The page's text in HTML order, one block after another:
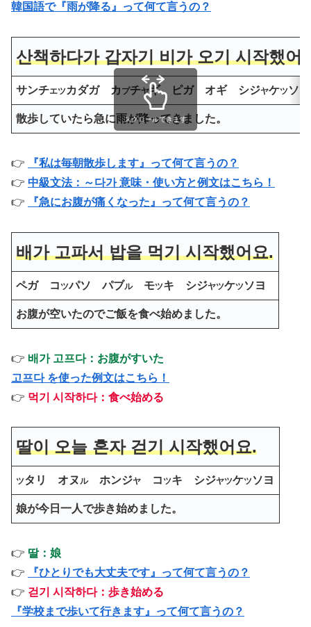
韓国語で『雨が降る』って何て言うの？
산책하다가 갑자기 비가 오기 시작했어
サンチエツカダガ カ プチヤギ ピガ オギ シジヤケツソヨ
散歩していたら急に雨が降ってきました。
スクロールできます
👉
『私は毎朝散歩します』って何て言うの？
👉 中級文法：～다가 意味・使い方と例文はこちら！
👉
『急にお腹が痛くなった』って何て言うの？
배가 고파서 밥을 먹기 시작했어요.
ペガ コツパソ パブルモツキ シジヤツケツソヨ
お腹が空いたのでご飯を食べ始めました。
👉 배가 고프다：お腹がすいた
고프다 を使った例文はこちら！
👉 먹기 시작하다：食べ始める
딸이 오늘 혼자 걷기 시작했어요.
ツタリ オヌルホンジヤ コツキ シジヤツケツソヨ
娘が今日一人で歩き始めました。
👉 딸：娘
👉
『ひとりでも大丈夫です』って何て言うの？
👉 걷기 시작하다：歩き始める
『学校まで歩いて行きます』って何て言うの？